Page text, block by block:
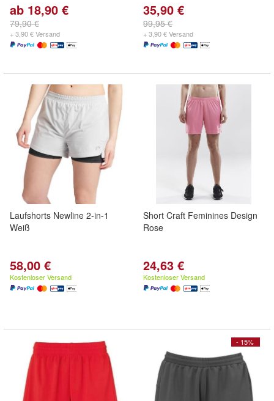
ab 18,90 €
79,90 €
+ 3,90 € Versand
35,90 €
99,95 €
+ 3,90 € Versand
Laufshorts Newline 2-in-1
Weiß
58,00 €
Kostenloser Versand
Short Craft Feminines Design
Rose
24,63 €
Kostenloser Versand
- 15%